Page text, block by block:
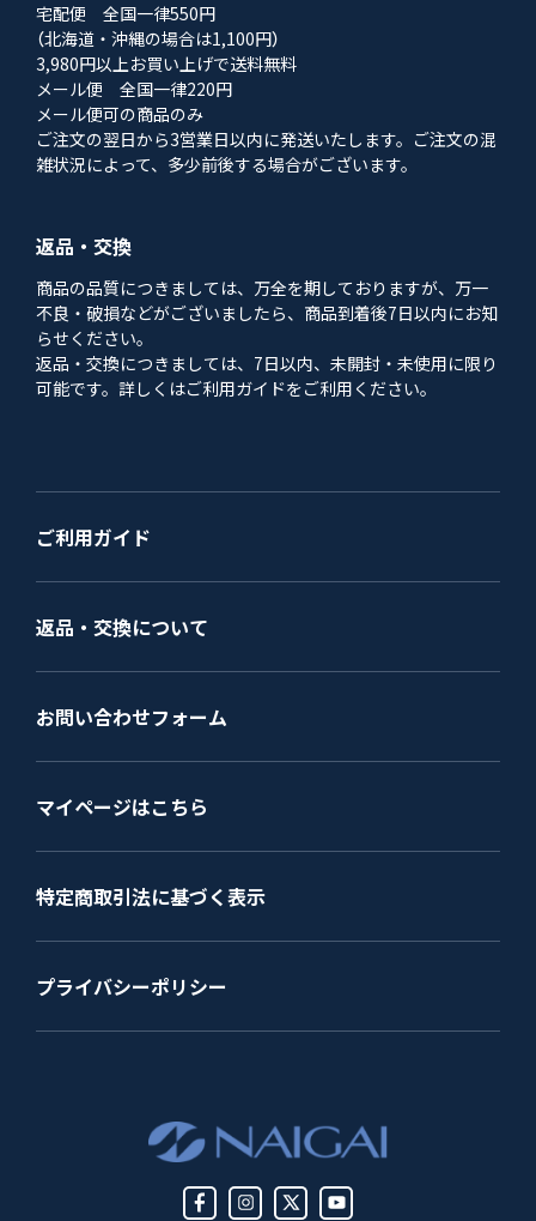
宅配便 全国一律550円
（北海道・沖縄の場合は1,100円）
3,980円以上お買い上げで送料無料
メール便 全国一律220円
メール便可の商品のみ
ご注文の翌日から3営業日以内に発送いたします。ご注文の混
雑状況によって、多少前後する場合がございます。
返品・交換
商品の品質につきましては、万全を期しておりますが、万一
不良・破損などがございましたら、商品到着後7日以内にお知
らせください。
返品・交換につきましては、7日以内、未開封・未使用に限り
可能です。詳しくはご利用ガイドをご利用ください。
ご利用ガイド
返品・交換について
お問い合わせフォーム
マイページはこちら
特定商取引法に基づく表示
プライバシーポリシー